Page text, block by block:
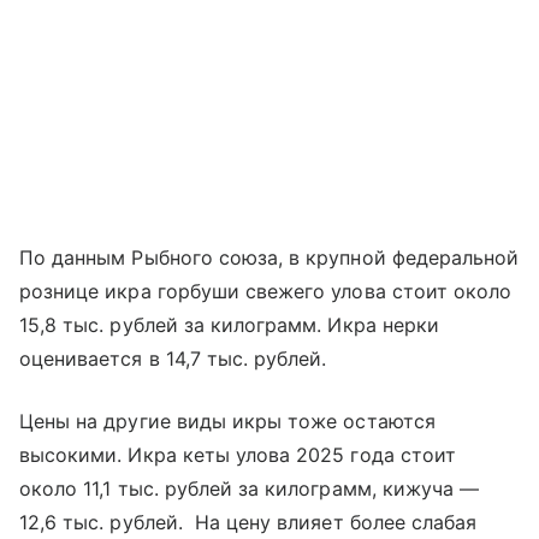
По данным Рыбного союза, в крупной федеральной
рознице икра горбуши свежего улова стоит около
15,8 тыс. рублей за килограмм. Икра нерки
оценивается в 14,7 тыс. рублей.
Цены на другие виды икры тоже остаются
высокими. Икра кеты улова 2025 года стоит
около 11,1 тыс. рублей за килограмм, кижуча —
12,6 тыс. рублей. На цену влияет более слабая